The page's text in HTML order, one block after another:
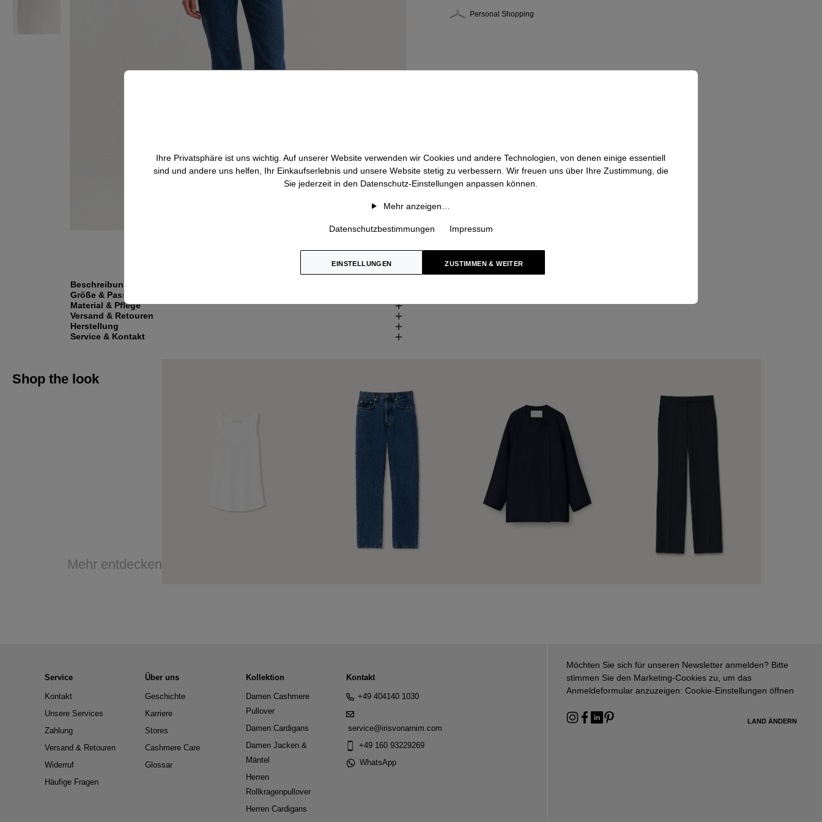
Personal Shopping
Beschreibung
Größe & Passform
Material & Pflege
Versand & Retouren
Herstellung
Service & Kontakt
Shop the look
Mehr entdecken
Service
Kontakt
Unsere Services
Zahlung
Versand & Retouren
Widerruf
Häufige Fragen
Über uns
Geschichte
Karriere
Stores
Cashmere Care
Glossar
Kollektion
Damen Cashmere
Pullover
Damen Cardigans
Damen Jacken &
Mäntel
Herren
Rollkragenpullover
Herren Cardigans
Kontakt
+49 404140 1030
service@irisvonarnim.com
+49 160 93229269
WhatsApp
Möchten Sie sich für unseren Newsletter anmelden? Bitte
stimmen Sie den Marketing-Cookies zu, um das
Anmeldeformular anzuzeigen: Cookie-Einstellungen öffnen
LAND ÄNDERN
Ihre Privatsphäre ist uns wichtig. Auf unserer Website verwenden wir Cookies und andere Technologien, von denen einige essentiell
sind und andere uns helfen, Ihr Einkaufserlebnis und unsere Website stetig zu verbessern. Wir freuen uns über Ihre Zustimmung, die
Sie jederzeit in den Datenschutz-Einstellungen anpassen können.
Mehr anzeigen…
Datenschutzbestimmungen Impressum
EINSTELLUNGEN ZUSTIMMEN & WEITER